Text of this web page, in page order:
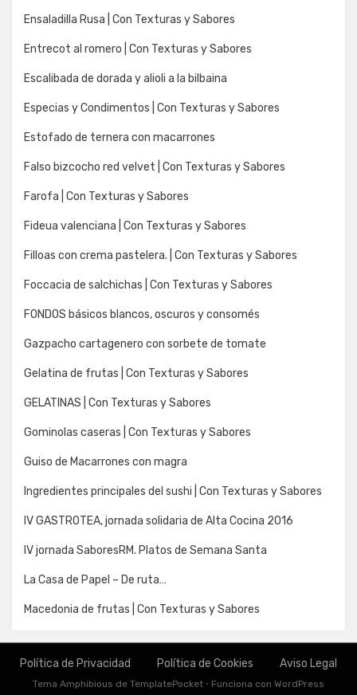
Ensaladilla Rusa | Con Texturas y Sabores
Entrecot al romero | Con Texturas y Sabores
Escalibada de dorada y alioli a la bilbaina
Especias y Condimentos | Con Texturas y Sabores
Estofado de ternera con macarrones
Falso bizcocho red velvet | Con Texturas y Sabores
Farofa | Con Texturas y Sabores
Fideua valenciana | Con Texturas y Sabores
Filloas con crema pastelera. | Con Texturas y Sabores
Foccacia de salchichas | Con Texturas y Sabores
FONDOS básicos blancos, oscuros y consomés
Gazpacho cartagenero con sorbete de tomate
Gelatina de frutas | Con Texturas y Sabores
GELATINAS | Con Texturas y Sabores
Gominolas caseras | Con Texturas y Sabores
Guiso de Macarrones con magra
Ingredientes principales del sushi | Con Texturas y Sabores
IV GASTROTEA, jornada solidaria de Alta Cocina 2016
IV jornada SaboresRM. Platos de Semana Santa
La Casa de Papel – De ruta…
Macedonia de frutas | Con Texturas y Sabores
Política de Privacidad Política de Cookies Aviso Legal
Tema Amphibious de TemplatePocket ⋅ Funciona con WordPress